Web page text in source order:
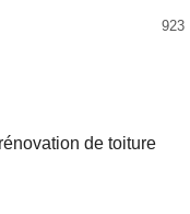
923
de toiture